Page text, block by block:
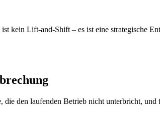
kein Lift-and-Shift – es ist eine strategische
den laufenden Betrieb nicht unterbricht,